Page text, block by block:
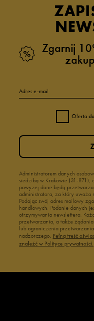
Zgarnij
Adres e-mail
Oferta
Administratorem danych
siedzibą w Krakowie (31-871),
powyżej dane będą
administratora, za który uważa
Podając swój adres mailowy
handlowych. Podanie danych
otrzymywania newslettera.
przetwarzania, a także
lub ograniczenia
nadzorczego. Pełną treść
znaleźć w Polityce prywatności.